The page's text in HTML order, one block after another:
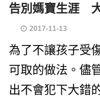
告別媽寶生涯
2017-11-13
為了不讓孩子受
可取的做法。儘
出不會犯下大錯